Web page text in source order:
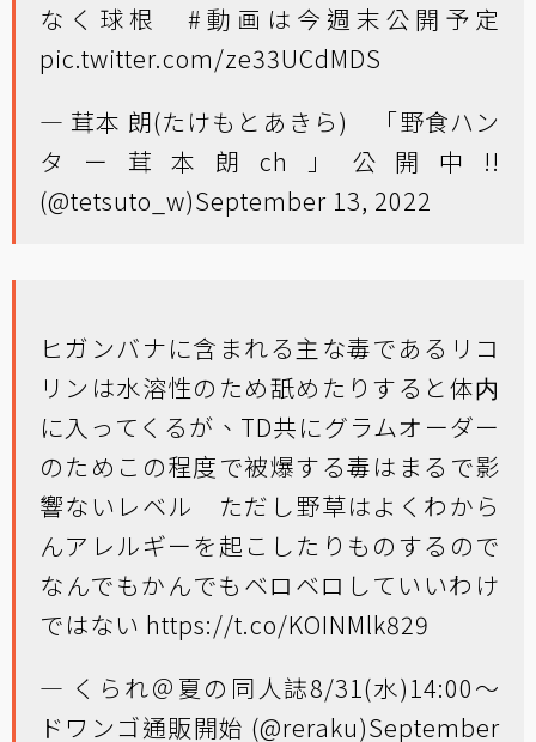
なく球根
#動画は今週末公開予定
pic.twitter.com/ze33UCdMDS
— 茸本 朗(たけもとあきら) 「野食ハン
ター茸本朗ch」公開中!!
(@tetsuto_w)September 13, 2022
ヒガンバナに含まれる主な毒であるリコ
リンは水溶性のため舐めたりすると体内
に入ってくるが、TD共にグラムオーダー
のためこの程度で被爆する毒はまるで影
響ないレベル ただし野草はよくわから
んアレルギーを起こしたりものするので
なんでもかんでもベロベロしていいわけ
ではない https://t.co/KOINMlk829
— くられ＠夏の同人誌8/31(水)14:00～
ドワンゴ通販開始 (@reraku)September